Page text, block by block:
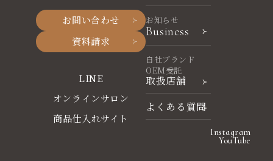
お問い合わせ
資料請求
LINE
オンラインサロン
商品仕入れサイト
お知らせ
Business
自社ブランド
OEM受託
取扱店舗
よくある質問
Instagram
YouTube